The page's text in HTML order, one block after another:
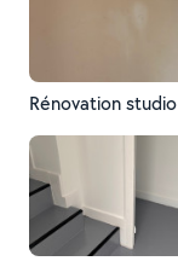
Rénovation studio